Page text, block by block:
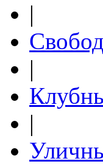
|
|
|